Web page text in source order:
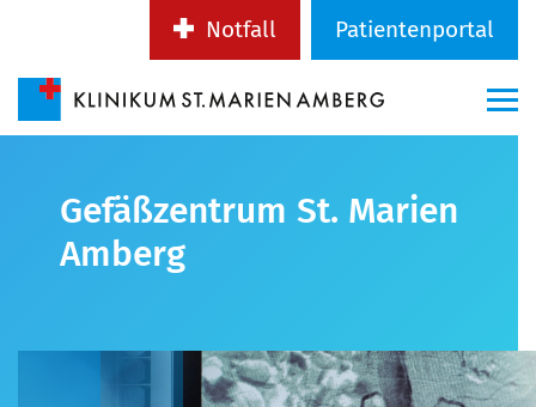
Notfall Patientenportal
Gefäßzentrum St. Marien
Amberg